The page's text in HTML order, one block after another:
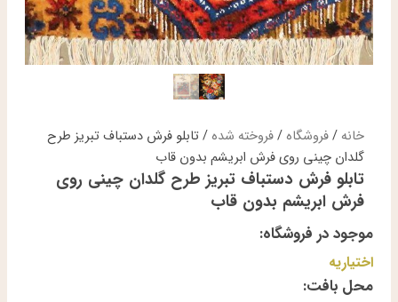
خانه /فروشگاه/فروخته شده/ تابلو فرش دستباف تبریز طرح
گلدان چینی روی فرش ابریشم بدون قاب
تابلو فرش دستباف تبریز طرح گلدان چینی روی
فرش ابریشم بدون قاب
موجود در فروشگاه:
اختیاریه
محل بافت: